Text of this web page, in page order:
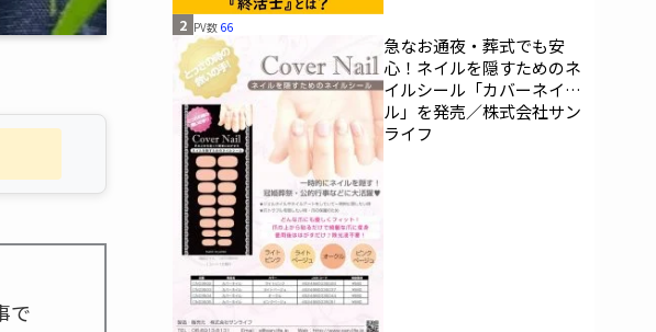
で
2 PV数 66
急なお通夜・葬式でも安
心！ネイルを隠すためのネ
イルシール「カバーネイ
ル」を発売／株式会社サン
ライフ